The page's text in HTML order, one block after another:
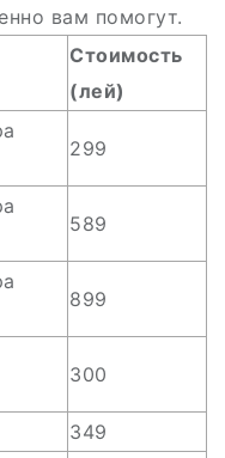
вам помогут.
Стоимость
(лей)
299
589
899
300
349